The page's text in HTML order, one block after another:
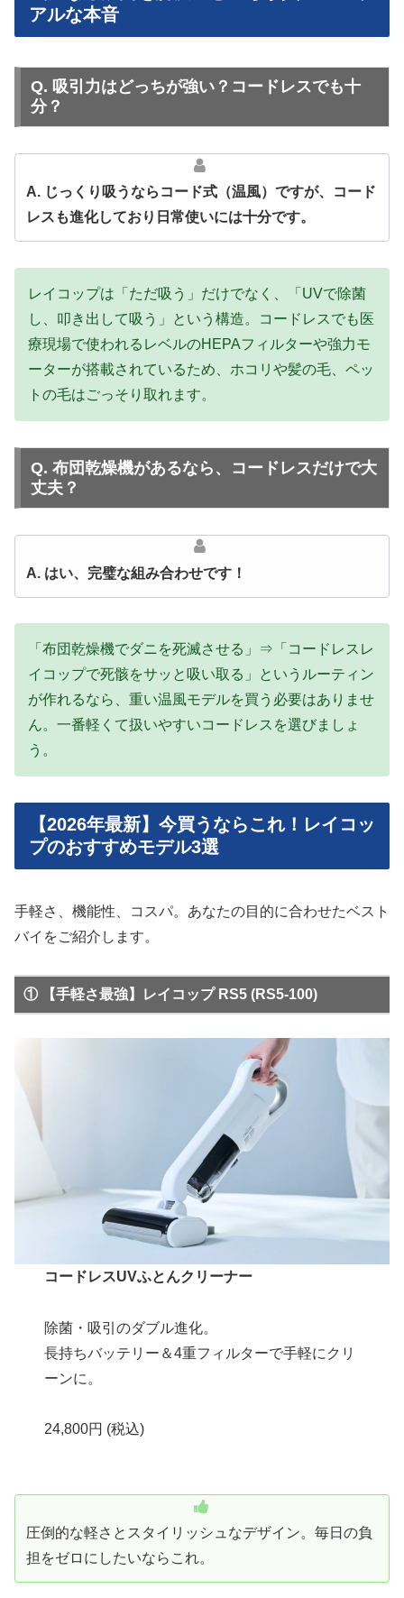
アルな本音
Q. 吸引力はどっちが強い？コードレスでも十
分？
A. じっくり吸うならコード式（温風）ですが、コード
レスも進化しており日常使いには十分です。
レイコップは「ただ吸う」だけでなく、「UVで除菌
し、叩き出して吸う」という構造。コードレスでも医
療現場で使われるレベルのHEPAフィルターや強力モ
ーターが搭載されているため、ホコリや髪の毛、ペッ
トの毛はごっそり取れます。
Q. 布団乾燥機があるなら、コードレスだけで大
丈夫？
A. はい、完璧な組み合わせです！
「布団乾燥機でダニを死滅させる」⇒「コードレスレ
イコップで死骸をサッと吸い取る」というルーティン
が作れるなら、重い温風モデルを買う必要はありませ
ん。一番軽くて扱いやすいコードレスを選びましょ
う。
【2026年最新】今買うならこれ！レイコッ
プのおすすめモデル3選
手軽さ、機能性、コスパ。あなたの目的に合わせたベスト
バイをご紹介します。
① 【手軽さ最強】レイコップ RS5 (RS5-100)
コードレスUVふとんクリーナー
除菌・吸引のダブル進化。
長持ちバッテリー＆4重フィルターで手軽にクリ
ーンに。
24,800円 (税込)
圧倒的な軽さとスタイリッシュなデザイン。毎日の負
担をゼロにしたいならこれ。